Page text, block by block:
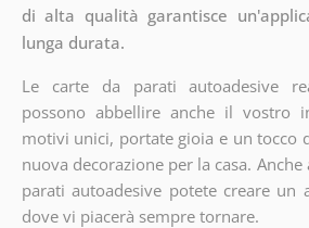
di alta qualità garantisce
lunga durata.
Le carte da parati autoadesive
possono abbellire anche il vostro
motivi unici, portate gioia e un tocco
nuova decorazione per la casa.
parati autoadesive potete creare un
dove vi piacerà sempre tornare.